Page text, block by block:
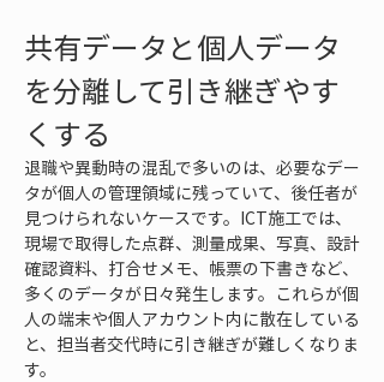
共有データと個人データ
を分離して引き継ぎやす
くする
退職や異動時の混乱で多いのは、必要なデー
タが個人の管理領域に残っていて、後任者が
見つけられないケースです。ICT施工では、
現場で取得した点群、測量成果、写真、設計
確認資料、打合せメモ、帳票の下書きなど、
多くのデータが日々発生します。これらが個
人の端末や個人アカウント内に散在している
と、担当者交代時に引き継ぎが難しくなりま
す。